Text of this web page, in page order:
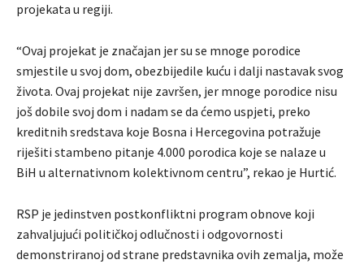
projekata u regiji.
“Ovaj projekat je značajan jer su se mnoge porodice
smjestile u svoj dom, obezbijedile kuću i dalji nastavak svog
života. Ovaj projekat nije završen, jer mnoge porodice nisu
još dobile svoj dom i nadam se da ćemo uspjeti, preko
kreditnih sredstava koje Bosna i Hercegovina potražuje
riješiti stambeno pitanje 4.000 porodica koje se nalaze u
BiH u alternativnom kolektivnom centru”, rekao je Hurtić.
RSP je jedinstven postkonfliktni program obnove koji
zahvaljujući političkoj odlučnosti i odgovornosti
demonstriranoj od strane predstavnika ovih zemalja, može